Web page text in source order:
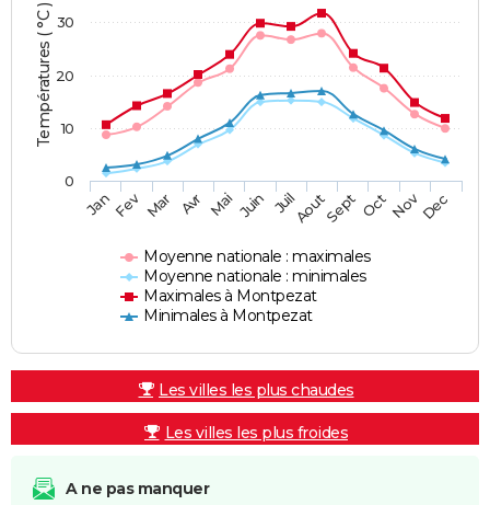
Températures ( °C )
Moyenne nationale : maximales
Moyenne nationale : minimales
Maximales à Montpezat
Minimales à Montpezat
JanFev Mar Avr Mai Juin JuilAoutSept OctNovDec
0
10
20
30
Les villes les plus chaudes
Les villes les plus froides
A ne pas manquer